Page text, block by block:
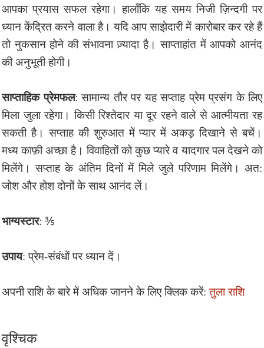
आपका प्रयास सफल रहेगा। हालाँकि यह समय निजी ज़िन्दगी पर
ध्यान केंद्रित करने वाला है। यदि आप साझेदारी में कारोबार कर रहे हैं
तो नुकसान होने की संभावना ज़्यादा है। साप्ताहांत में आपको आनंद
की अनुभूती होगी।
साप्ताहिक प्रेमफल: सामान्य तौर पर यह सप्ताह प्रेम प्रसंग के लिए
मिला जुला रहेगा। किसी रिश्तेदार या दूर रहने वाले से आत्मीयता रह
सकती है। सप्ताह की शुरुआत में प्यार में अकड़ दिखाने से बचें।
मध्य काफ़ी अच्छा है। विवाहितों को कुछ प्यारे व यादगार पल देखने को
मिलेंगे। सप्ताह के अंतिम दिनों में मिले जुले परिणाम मिलेंगे। अत:
जोश और होश दोनों के साथ आनंद लें।
भाग्यस्टार: ⅗
उपाय: प्रेम-संबंधों पर ध्यान दें।
अपनी राशि के बारे में अधिक जानने के लिए क्लिक करें:तुला राशि
वृश्चिक